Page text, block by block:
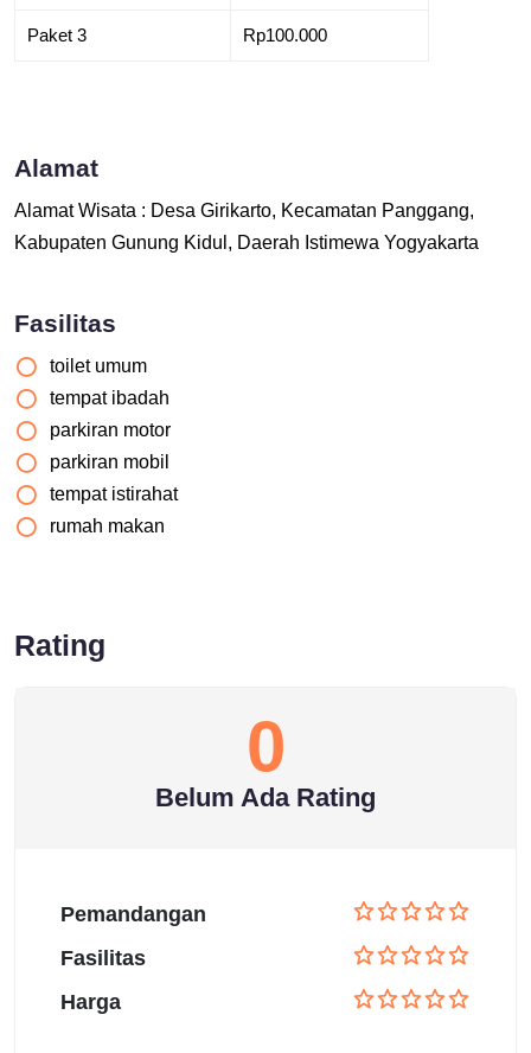
Paket 3 Rp100.000
Alamat
Alamat Wisata : Desa Girikarto, Kecamatan Panggang,
Kabupaten Gunung Kidul, Daerah Istimewa Yogyakarta
Fasilitas
toilet umum
tempat ibadah
parkiran motor
parkiran mobil
tempat istirahat
rumah makan
Rating
0
Belum Ada Rating
Pemandangan
Fasilitas
Harga